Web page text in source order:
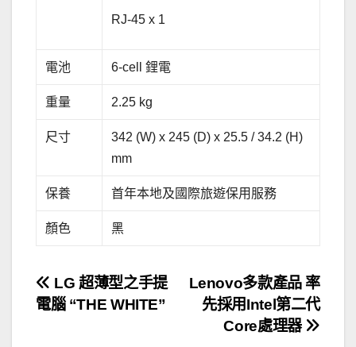
RJ-45 x 1
電池 6-cell 鋰電
重量 2.25 kg
尺寸
342 (W) x 245 (D) x 25.5 / 34.2 (H)
mm
保養 首年本地及國際旅遊保用服務
顏色 黑
文
章
Lenovo多款產品 率
先採用Intel第二代
Core處理器
LG 超薄型之手提
電腦 “THE WHITE”